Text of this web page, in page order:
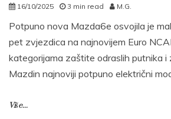
16/10/2025 3 min read M.G.
Potpuno nova Mazda6e osvojila je
pet zvjezdica na najnovijem Euro
kategorijama zaštite odraslih putnika i
Mazdin najnoviji potpuno električni
Više...